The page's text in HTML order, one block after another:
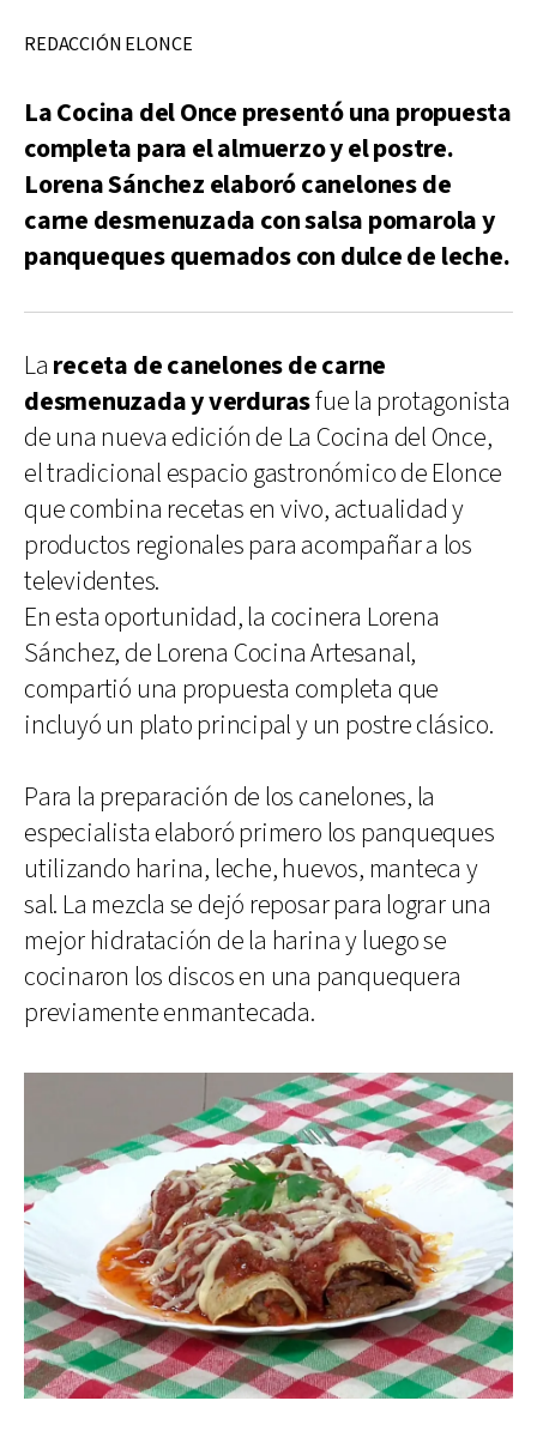
REDACCIÓN ELONCE
La Cocina del Once presentó una propuesta
completa para el almuerzo y el postre.
Lorena Sánchez elaboró canelones de
carne desmenuzada con salsa pomarola y
panqueques quemados con dulce de leche.
La receta de canelones de carne
desmenuzada y verdurasfue la protagonista
de una nueva edición de La Cocina del Once,
el tradicional espacio gastronómico de Elonce
que combina recetas en vivo, actualidad y
productos regionales para acompañar a los
televidentes.
En esta oportunidad, la cocinera Lorena
Sánchez, de Lorena Cocina Artesanal,
compartió una propuesta completa que
incluyó un plato principal y un postre clásico.
Para la preparación de los canelones, la
especialista elaboró primero los panqueques
utilizando harina, leche, huevos, manteca y
sal. La mezcla se dejó reposar para lograr una
mejor hidratación de la harina y luego se
cocinaron los discos en una panquequera
previamente enmantecada.